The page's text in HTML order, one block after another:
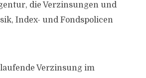
die Verzinsungen und
Index- und Fondspolicen
Verzinsung im